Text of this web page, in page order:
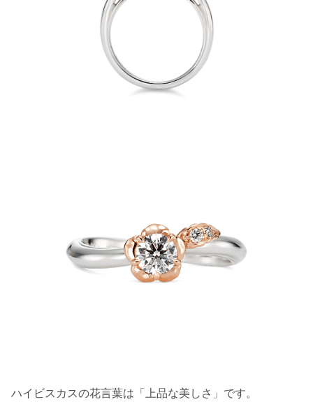
ハイビスカスの花言葉は「上品な美しさ」です。